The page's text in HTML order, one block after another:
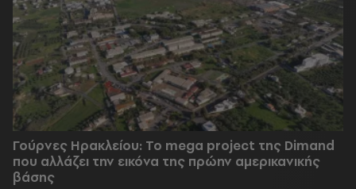
Γούρνες Ηρακλείου: To mega project της Dimand
που αλλάζει την εικόνα της πρώην αμερικανικής
βάσης